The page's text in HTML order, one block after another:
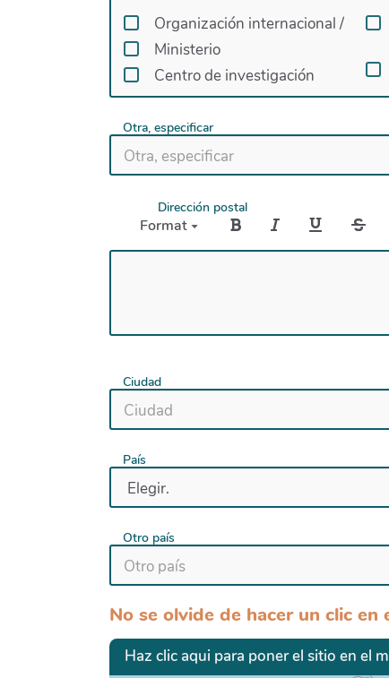
Organización internacional /
Ministerio
Centro de investigación
Otra, especificar
Dirección postal
Format
Ciudad
País
Otro país
No se olvide de hacer un clic
Haz clic aqui para poner el sitio en el